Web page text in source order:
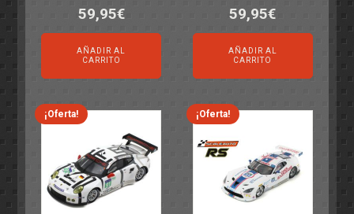
El
precio
original
era:
82,40€.
59,95€El
precio
es:
59,95€.
AÑADIR AL
CARRITO
El
precio
original
era:
82,40€.
59,95€El
precio
es:
59,95€.
AÑADIR AL
CARRITO
¡Oferta! ¡Oferta!